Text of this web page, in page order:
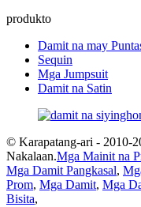
produkto
Damit na may
Sequin
Mga Jumpsuit
Damit na Satin
© Karapatang-ari - 2010-
Nakalaan.Mga Mainit na
Mga Damit Pangkasal,
Prom, Mga Damit, Mga
Bisita,